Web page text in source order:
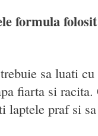
formula
sa luati
fiarta si racita.
laptele praf si